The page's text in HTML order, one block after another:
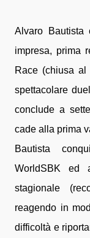
Alvaro
impresa, prima
Race (chiusa
spettacolare
conclude a
cade alla prima
Bautista
WorldSBK ed
stagionale
reagendo in
difficoltà e